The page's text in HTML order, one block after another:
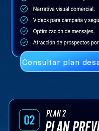
Consultar plan